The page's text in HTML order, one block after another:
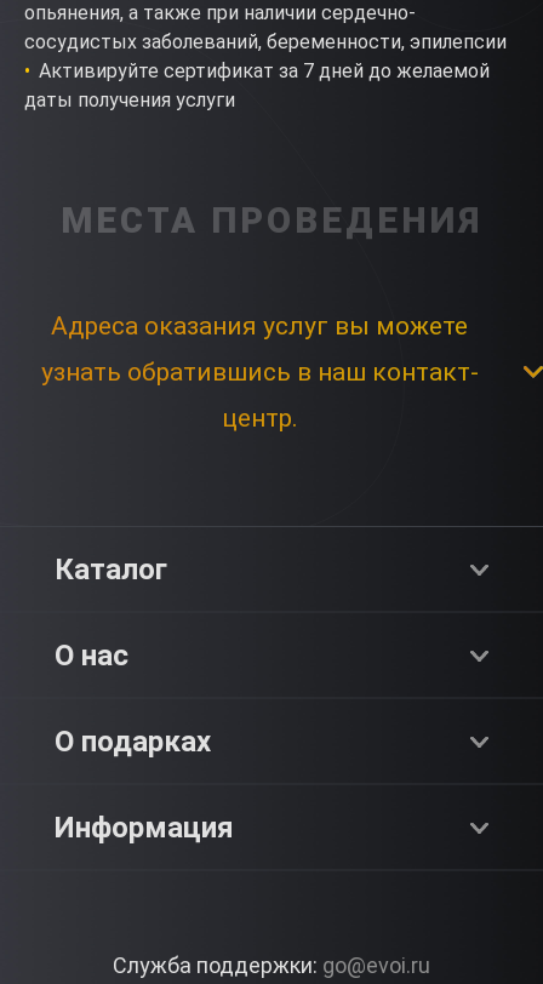
опьянения, а также при наличии сердечно-
сосудистых заболеваний, беременности, эпилепсии
Активируйте сертификат за 7 дней до желаемой
даты получения услуги
МЕСТА ПРОВЕДЕНИЯ
Адреса оказания услуг вы можете
узнать обратившись в наш контакт-
центр.
Каталог
Premium
О нас
О компании
Контакты
О подарках
Как это работает?
Вопросы и ответы
Информация
Служба поддержки: go@evoi.ru